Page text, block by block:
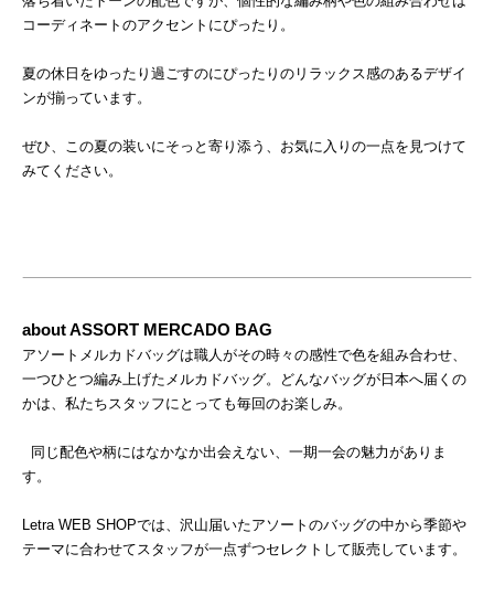
コーディネートのアクセントにぴったり。
夏の休日をゆったり過ごすのにぴったりのリラックス感のあるデザイ
ンが揃っています。
ぜひ、この夏の装いにそっと寄り添う、お気に入りの一点を見つけて
みてください。
about ASSORT MERCADO BAG
アソートメルカドバッグは職人がその時々の感性で色を組み合わせ、
一つひとつ編み上げたメルカドバッグ。どんなバッグが日本へ届くの
かは、私たちスタッフにとっても毎回のお楽しみ。
同じ配色や柄にはなかなか出会えない、一期一会の魅力がありま
す。
Letra WEB SHOPでは、沢山届いたアソートのバッグの中から季節や
テーマに合わせてスタッフが一点ずつセレクトして販売しています。